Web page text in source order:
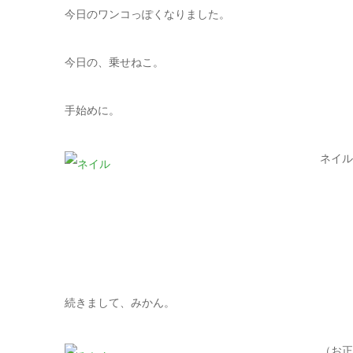
今日のワンコっぽくなりました。
今日の、乗せねこ。
手始めに。
ネイル
続きまして、みかん。